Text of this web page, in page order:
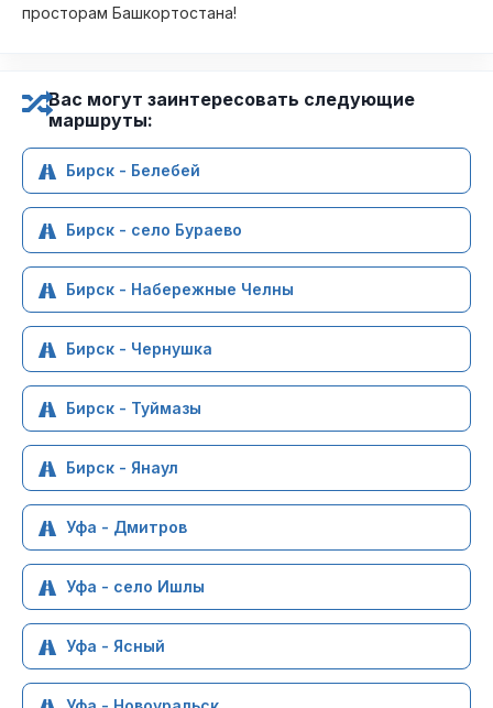
просторам Башкортостана!
Вас могут заинтересовать следующие
маршруты:
Бирск - Белебей
Бирск - село Бураево
Бирск - Набережные Челны
Бирск - Чернушка
Бирск - Туймазы
Бирск - Янаул
Уфа - Дмитров
Уфа - село Ишлы
Уфа - Ясный